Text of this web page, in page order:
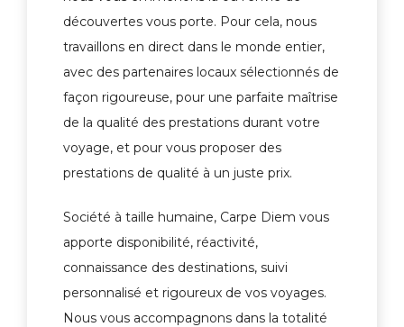
découvertes vous porte. Pour cela, nous
travaillons en direct dans le monde entier,
avec des partenaires locaux sélectionnés de
façon rigoureuse, pour une parfaite maîtrise
de la qualité des prestations durant votre
voyage, et pour vous proposer des
prestations de qualité à un juste prix.
Société à taille humaine, Carpe Diem vous
apporte disponibilité, réactivité,
connaissance des destinations, suivi
personnalisé et rigoureux de vos voyages.
Nous vous accompagnons dans la totalité